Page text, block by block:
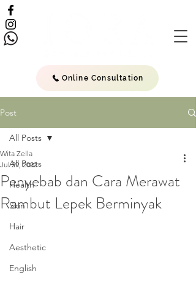
Online Consultation
Post
All Posts
Health
Skin
Hair
Aesthetic
English
All Posts
Penyebab dan Cara Merawat
Rambut Lepek Berminyak
Wita Zella
Jul 29, 2022